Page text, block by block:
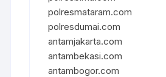
polresmataram.com
polresdumai.com
antamjakarta.com
antambekasi.com
antambogor.com